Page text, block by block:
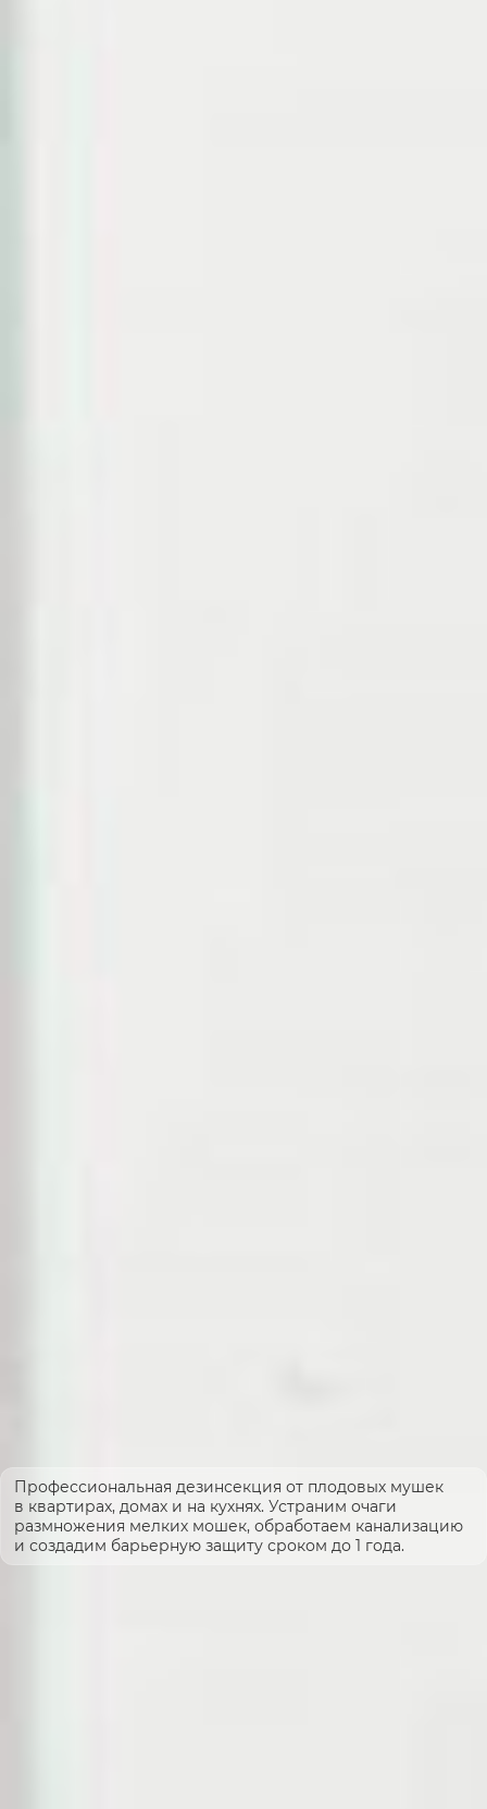
Профессиональная дезинсекция от плодовых мушек
в квартирах, домах и на кухнях. Устраним очаги
размножения мелких мошек, обработаем канализацию
и создадим барьерную защиту сроком до 1 года.